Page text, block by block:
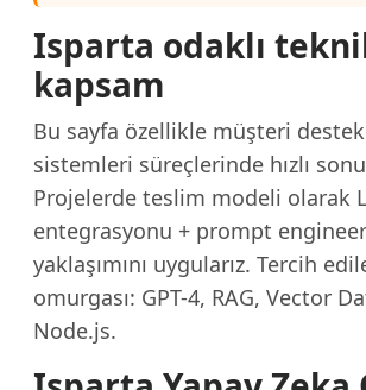
Isparta odaklı
kapsam
Bu sayfa özellikle müşteri
sistemleri süreçlerinde hızlı
Projelerde teslim modeli olarak
entegrasyonu + prompt
yaklaşımını uygularız. Tercih
omurgası: GPT-4, RAG, Vector
Node.js.